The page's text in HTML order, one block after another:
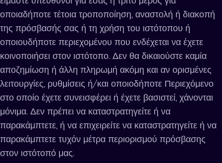
οποιαδήποτε τέτοια τροποποίηση, αναστολή ή διακοπή
της πρόσβασής σας ή τη χρήση του ιστότοπου ή
οποιουδήποτε περιεχομένου που ενδέχεται να έχετε
κοινοποιήσει στον ιστότοπο. Δεν θα δικαιούστε καμία
αποζημίωση ή άλλη πληρωμή ακόμη και αν ορισμένες
λειτουργίες, ρυθμίσεις ή/και οποιοδήποτε Περιεχόμενο
στο οποίο έχετε συνεισφέρει ή έχετε βασιστεί, χάνονται
μόνιμα. Δεν πρέπει να καταστρατηγείτε ή να
παρακάμπτετε, ή να επιχειρείτε να καταστρατηγείτε ή να
παρακάμπτετε τυχόν μέτρα περιορισμού πρόσβασης
στον ιστότοπό μας.